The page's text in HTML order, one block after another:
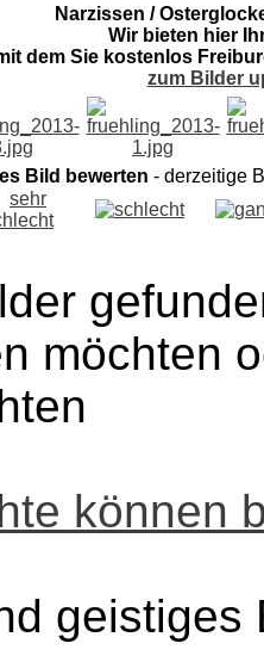
Narzissen /
Wir bieten hier
dem Sie kostenlos
zum Bilder
Bild bewerten - derzeitige
möchten
können